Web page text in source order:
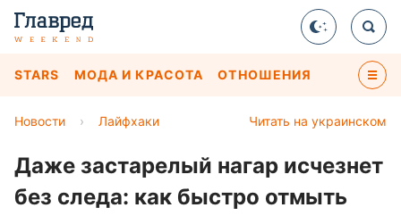
STARS МОДА И КРАСОТА ОТНОШЕНИЯ
Читать на украинском
Новости › Лайфхаки
Даже застарелый нагар исчезнет
без следа: как быстро отмыть